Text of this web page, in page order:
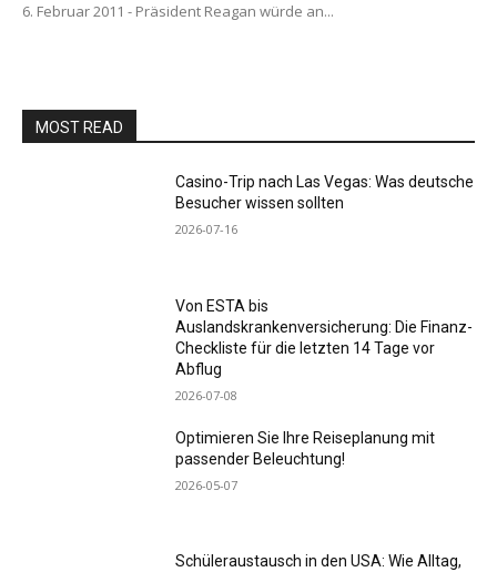
6. Februar 2011 - Präsident Reagan würde an...
MOST READ
Casino-Trip nach Las Vegas: Was deutsche
Besucher wissen sollten
2026-07-16
Von ESTA bis
Auslandskrankenversicherung: Die Finanz-
Checkliste für die letzten 14 Tage vor
Abflug
2026-07-08
Optimieren Sie Ihre Reiseplanung mit
passender Beleuchtung!
2026-05-07
Schüleraustausch in den USA: Wie Alltag,